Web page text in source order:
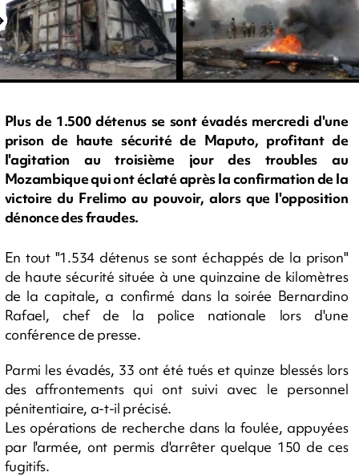
Plus de 1.500 détenus se sont évadés mercredi d'une
prison de haute sécurité de Maputo, profitant de
l'agitation au troisième jour des troubles au
Mozambique qui ont éclaté après la confirmation de la
victoire du Frelimo au pouvoir, alors que l'opposition
dénonce des fraudes.
En tout "1.534 détenus se sont échappés de la prison"
de haute sécurité située à une quinzaine de kilomètres
de la capitale, a confirmé dans la soirée Bernardino
Rafael, chef de la police nationale lors d'une
conférence de presse.
Parmi les évadés, 33 ont été tués et quinze blessés lors
des affrontements qui ont suivi avec le personnel
pénitentiaire, a-t-il précisé.
Les opérations de recherche dans la foulée, appuyées
par l'armée, ont permis d'arrêter quelque 150 de ces
fugitifs.